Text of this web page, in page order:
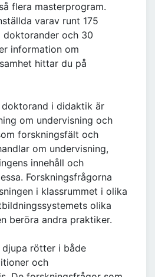
flera masterprogram.
varav runt 175
doktorander och 30
information om
hittar du på
doktorand i didaktik är
om undervisning och
forskningsfält och
om undervisning,
innehåll och
Forskningsfrågorna
i klassrummet i olika
olika
beröra andra praktiker.
rötter i både
och